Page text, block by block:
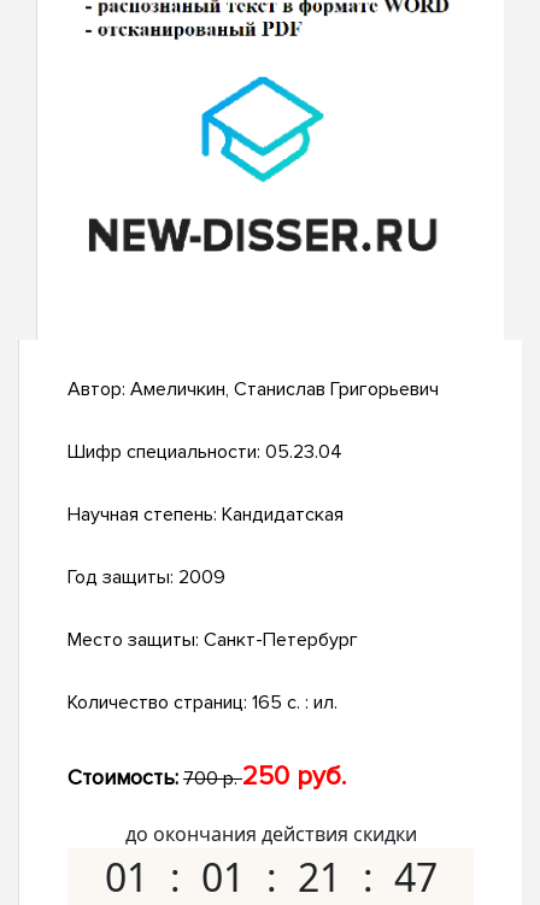
Автор: Амеличкин, Станислав Григорьевич
Шифр специальности: 05.23.04
Научная степень: Кандидатская
Год защиты: 2009
Место защиты: Санкт-Петербург
Количество страниц: 165 с. : ил.
Стоимость: 700 р.250 руб.
до окончания действия скидки
01 01 21 46